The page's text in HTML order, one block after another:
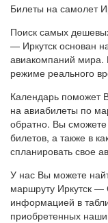
Билеты на самолет
Поиск самых
— Иркутск основан
авиакомпаний мира.
режиме реального
Календарь поможет
на авиабилеты по
обратно. Вы
билетов, а также в
спланировать свое
У нас Вы можете
маршруту Иркутск —
информацией в
приобретенных